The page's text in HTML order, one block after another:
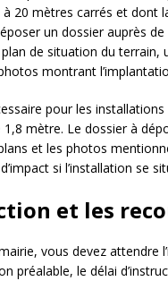
20 mètres carrés et dont
un dossier auprès
de situation du
montrant
pour les
mètre. Le dossier à
et les photos
si l’installation se
et les
vous devez attendre
préalable, le délai